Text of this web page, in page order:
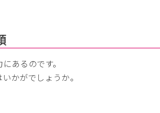
あるのです。
かがでしょうか。